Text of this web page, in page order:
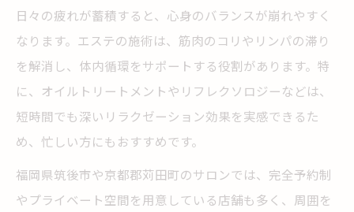
日々の疲れが蓄積すると、心身のバランスが崩れやすく
なります。エステの施術は、筋肉のコリやリンパの滞り
を解消し、体内循環をサポートする役割があります。特
に、オイルトリートメントやリフレクソロジーなどは、
短時間でも深いリラクゼーション効果を実感できるた
め、忙しい方にもおすすめです。
福岡県筑後市や京都郡苅田町のサロンでは、完全予約制
やプライベート空間を用意している店舗も多く、周囲を